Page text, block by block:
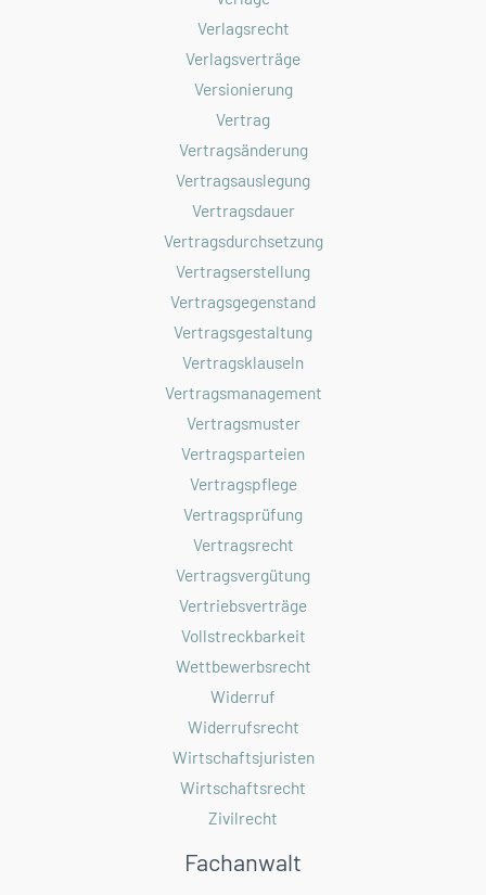
Verlagsrecht
Verlagsverträge
Versionierung
Vertrag
Vertragsänderung
Vertragsauslegung
Vertragsdauer
Vertragsdurchsetzung
Vertragserstellung
Vertragsgegenstand
Vertragsgestaltung
Vertragsklauseln
Vertragsmanagement
Vertragsmuster
Vertragsparteien
Vertragspflege
Vertragsprüfung
Vertragsrecht
Vertragsvergütung
Vertriebsverträge
Vollstreckbarkeit
Wettbewerbsrecht
Widerruf
Widerrufsrecht
Wirtschaftsjuristen
Wirtschaftsrecht
Zivilrecht
Fachanwalt